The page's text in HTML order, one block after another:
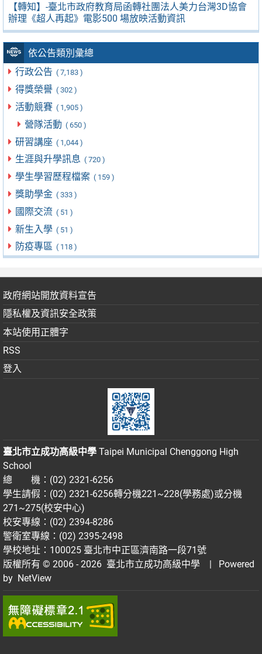
【轉知】-臺北市政府教育局函轉社團法人美力台灣3D協會
辦理《超人再起》電影500 場放映活動資訊
依公告類別彙總
行政公告 ( 7,183 )
得獎榮譽 ( 302 )
活動競賽 ( 1,905 )
營隊活動 ( 650 )
研習講座 ( 1,044 )
生涯與升學訊息 ( 720 )
學生學習歷程檔案 ( 159 )
獎助學金 ( 333 )
國際交流 ( 51 )
新生入學 ( 51 )
防疫專區 ( 118 )
政府網站開放資料宣告
隱私權及資訊安全政策
本站使用正體字
RSS
登入
臺北市立成功高級中學 Taipei Municipal Chenggong High
School
總 機：(02) 2321-6256
學生請假：(02) 2321-6256轉分機221~228(學務處)或分機
271~275(校安中心)
校安專線：(02) 2394-8286
警衛室專線：(02) 2395-2498
學校地址：100025 臺北市中正區濟南路一段71號
版權所有 © 2006 - 2026 臺北市立成功高級中學
| Powered
by NetView